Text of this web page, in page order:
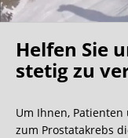
Oh
Wir bekommen
Helfen Sie
stetig zu
Um Ihnen,
zum Prostatakrebs